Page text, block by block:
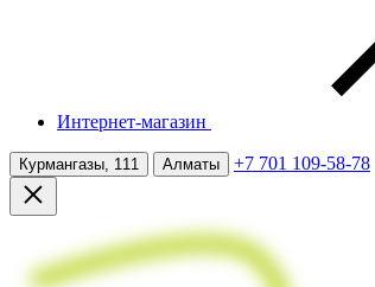
Интернет-магазин
Курмангазы, 111 Алматы +7 701 109-58-78